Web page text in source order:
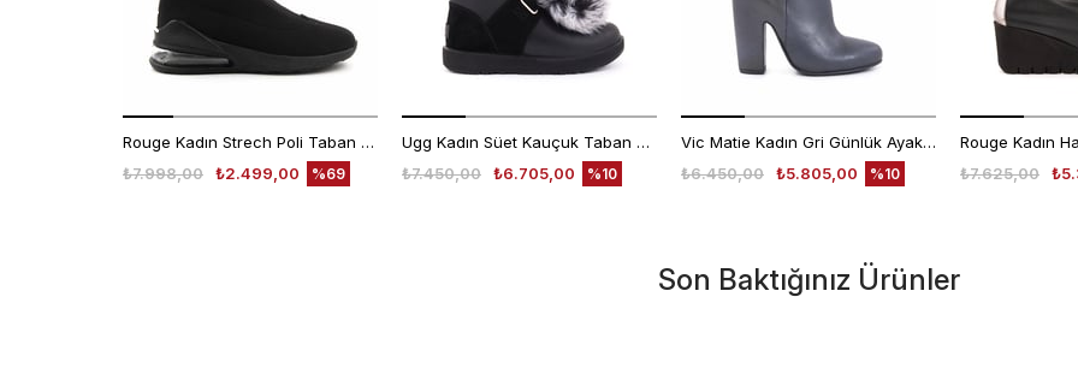
Rouge Kadın Strech Poli Taban Siyah Günlük Bot
₺2.499,00
₺7.998,00 %69
Ugg Kadın Süet Kauçuk Taban Siyah Günlük Bot
₺6.705,00
₺7.450,00 %10
Vic Matie Kadın Gri Günlük Ayakkabı
₺5.805,00
₺6.450,00 %10 ₺7.625,00
Son Baktığınız Ürünler